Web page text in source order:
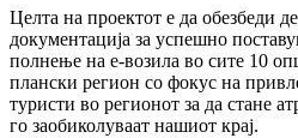
Целта на проектот е да обезбеди
документација за успешно
полнење на е-возилa во сите 10
плански регион со фокус на
туристи во регионот за да стане
го заобиколуваат нашиот крај.